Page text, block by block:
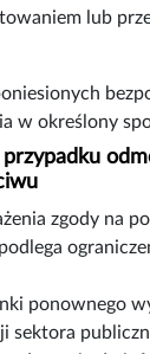
lub
w określony
zgody na
ponownego